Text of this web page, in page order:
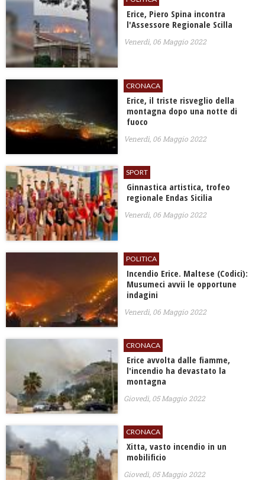
Erice, Piero Spina incontra
l'Assessore Regionale Scilla
Venerdì, 06 Maggio 2022
CRONACA
Erice, il triste risveglio della
montagna dopo una notte di
fuoco
Venerdì, 06 Maggio 2022
SPORT
Ginnastica artistica, trofeo
regionale Endas Sicilia
Venerdì, 06 Maggio 2022
POLITICA
Incendio Erice. Maltese (Codici):
Musumeci avvii le opportune
indagini
Venerdì, 06 Maggio 2022
CRONACA
Erice avvolta dalle fiamme,
l'incendio ha devastato la
montagna
Giovedì, 05 Maggio 2022
CRONACA
Xitta, vasto incendio in un
mobilificio
Giovedì, 05 Maggio 2022